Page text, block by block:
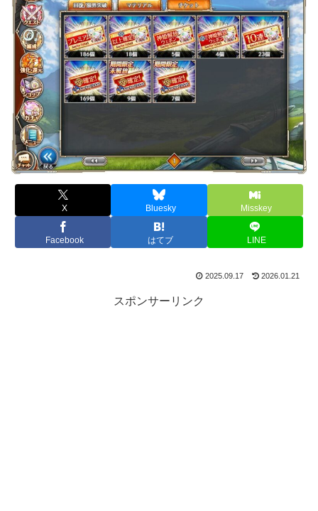
X Bluesky Misskey
Facebook はてブ LINE
2025.09.17 2026.01.21
スポンサーリンク